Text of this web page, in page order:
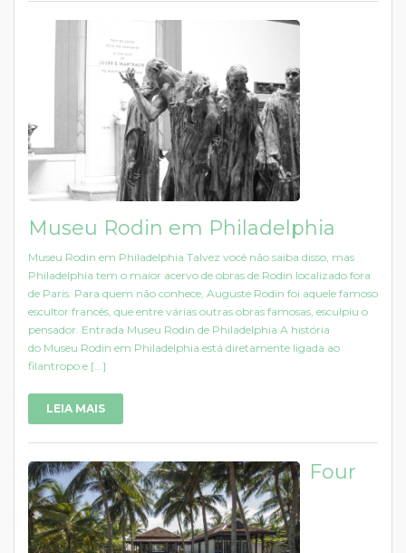
Museu Rodin em Philadelphia
Museu Rodin em Philadelphia Talvez você não saiba disso, mas
Philadelphia tem o maior acervo de obras de Rodin localizado fora
de Paris. Para quem não conhece, Auguste Rodin foi aquele famoso
escultor francês, que entre várias outras obras famosas, esculpiu o
pensador. Entrada Museu Rodin de Philadelphia A história
do Museu Rodin em Philadelphia está diretamente ligada ao
filantropo e [...]
LEIA MAIS
Four